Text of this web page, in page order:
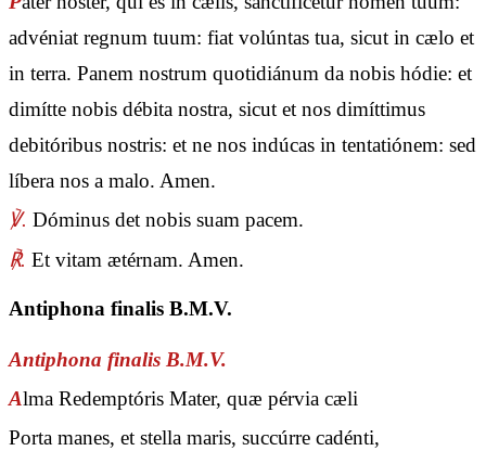
advéniat regnum tuum: fiat volúntas tua, sicut in cælo et
in terra. Panem nostrum quotidiánum da nobis hódie: et
dimítte nobis débita nostra, sicut et nos dimíttimus
debitóribus nostris: et ne nos indúcas in tentatiónem: sed
líbera nos a malo. Amen.
℣. Dóminus det nobis suam pacem.
℟. Et vitam ætérnam. Amen.
Antiphona finalis B.M.V.
Antiphona finalis B.M.V.
Alma Redemptóris Mater, quæ pérvia cæli
Porta manes, et stella maris, succúrre cadénti,